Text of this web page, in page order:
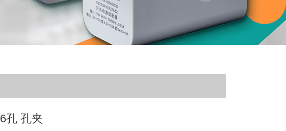
6孔 孔夹